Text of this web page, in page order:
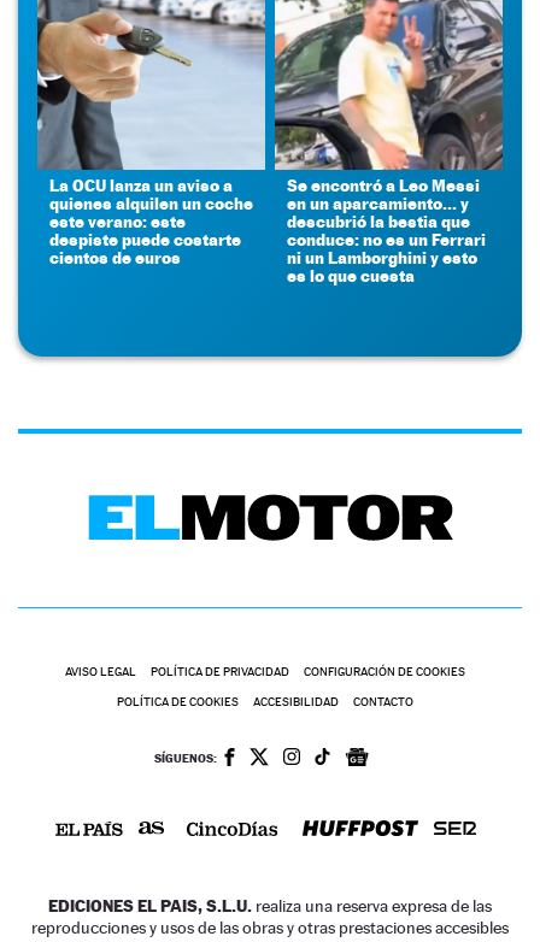
La OCU lanza un aviso a
quienes alquilen un coche
este verano: este
despiste puede costarte
cientos de euros
Se encontró a Leo Messi
en un aparcamiento... y
descubrió la bestia que
conduce: no es un Ferrari
ni un Lamborghini y esto
es lo que cuesta
AVISO LEGAL POLÍTICA DE PRIVACIDAD CONFIGURACIÓN DE COOKIES
POLÍTICA DE COOKIES ACCESIBILIDAD CONTACTO
SÍGUENOS:
EDICIONES EL PAIS, S.L.U. realiza una reserva expresa de las
reproducciones y usos de las obras y otras prestaciones accesibles